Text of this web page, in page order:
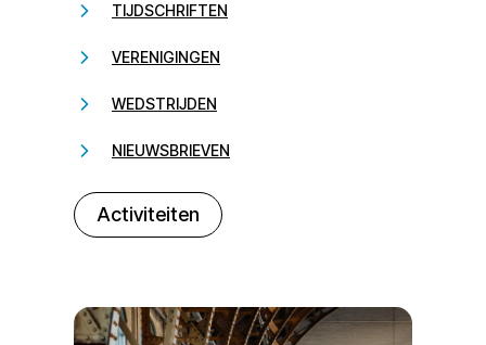
TIJDSCHRIFTEN
VERENIGINGEN
WEDSTRIJDEN
NIEUWSBRIEVEN
Activiteiten
232323